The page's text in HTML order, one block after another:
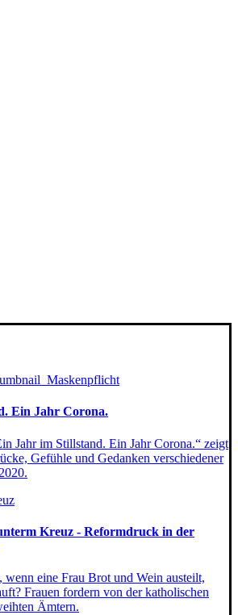
Ein Jahr Corona.
Jahr im Stillstand. Ein Jahr Corona.“ zeigt
Gefühle und Gedanken verschiedener
Kreuz - Reformdruck in der
wenn eine Frau Brot und Wein austeilt,
Frauen fordern von der katholischen
Ämtern.